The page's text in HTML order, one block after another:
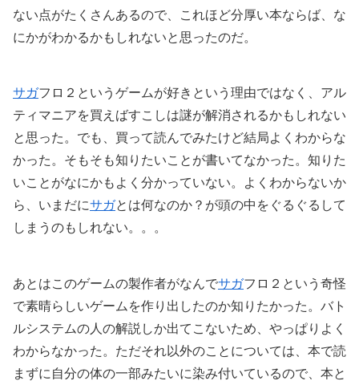
ない点がたくさんあるので、これほど分厚い本ならば、な
にかがわかるかもしれないと思ったのだ。
サガフロ２というゲームが好きという理由ではなく、アル
ティマニアを買えばすこしは謎が解消されるかもしれない
と思った。でも、買って読んでみたけど結局よくわからな
かった。そもそも知りたいことが書いてなかった。知りた
いことがなにかもよく分かっていない。よくわからないか
ら、いまだにサガとは何なのか？が頭の中をぐるぐるして
しまうのもしれない。。。
あとはこのゲームの製作者がなんでサガフロ２という奇怪
で素晴らしいゲームを作り出したのか知りたかった。バト
ルシステムの人の解説しか出てこないため、やっぱりよく
わからなかった。ただそれ以外のことについては、本で読
まずに自分の体の一部みたいに染み付いているので、本と